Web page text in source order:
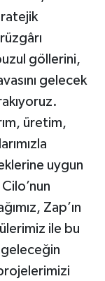
göllerini,
gelecek
üretim,
uygun
Zap’ın
ile bu